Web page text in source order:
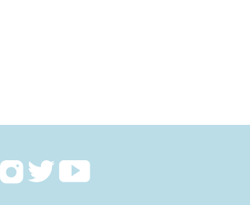
RejoignezRejoignezRejoignez